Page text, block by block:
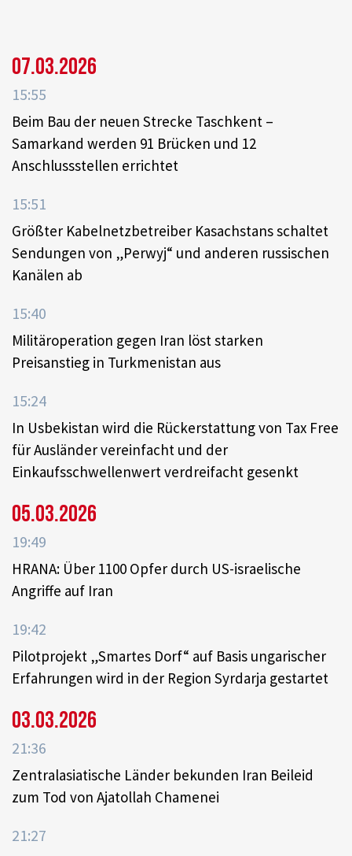
07.03.2026
15:55
Beim Bau der neuen Strecke Taschkent –
Samarkand werden 91 Brücken und 12
Anschlussstellen errichtet
15:51
Größter Kabelnetzbetreiber Kasachstans schaltet
Sendungen von „Perwyj“ und anderen russischen
Kanälen ab
15:40
Militäroperation gegen Iran löst starken
Preisanstieg in Turkmenistan aus
15:24
In Usbekistan wird die Rückerstattung von Tax Free
für Ausländer vereinfacht und der
Einkaufsschwellenwert verdreifacht gesenkt
05.03.2026
19:49
HRANA: Über 1100 Opfer durch US-israelische
Angriffe auf Iran
19:42
Pilotprojekt „Smartes Dorf“ auf Basis ungarischer
Erfahrungen wird in der Region Syrdarja gestartet
03.03.2026
21:36
Zentralasiatische Länder bekunden Iran Beileid
zum Tod von Ajatollah Chamenei
21:27